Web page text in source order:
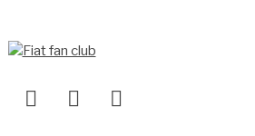
FacebookInstagramYoutube